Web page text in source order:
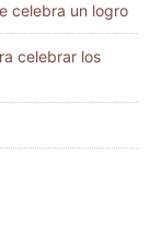
celebra un logro
celebrar los